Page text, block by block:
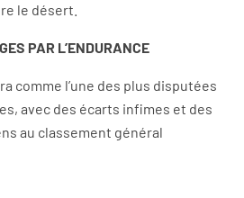
le désert.
PAR L’ENDURANCE
comme l’une des plus disputées
avec des écarts infimes et des
au classement général